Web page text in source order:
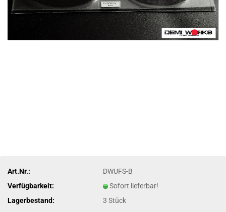
Art.Nr.:
DWUFS-B
Verfügbarkeit:
Sofort lieferbar!
Lagerbestand:
3Stück